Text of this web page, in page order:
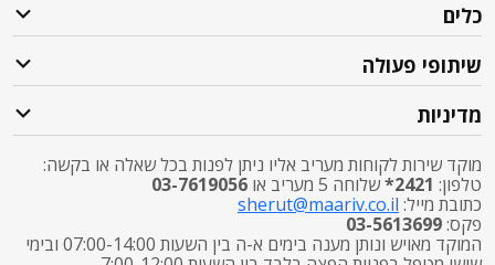
כלים
שיתופי פעולה
מדיניות
מוקד שירות לקוחות מעריב אליו ניתן לפנות בכל שאלה או בקשה:
טלפון: 2421* שלוחה 5 מעריב או
03-7619056
כתובת מייל: sherut@maariv.co.il
פקס:03-5613699
המוקד מאויש ונותן מענה בימים א-ה בין השעות 07:00-14:00 ובימי